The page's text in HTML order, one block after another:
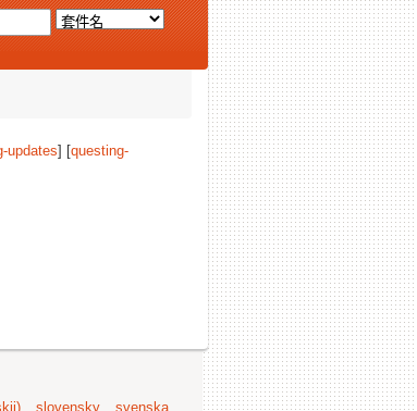
updates] [questing-
slovensky
svenska